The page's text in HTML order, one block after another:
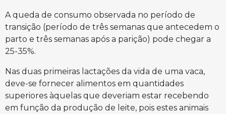
A queda de consumo observada no período de
transição (período de três semanas que antecedem o
parto e três semanas após a parição) pode chegar a
25-35%.
Nas duas primeiras lactações da vida de uma vaca,
deve-se fornecer alimentos em quantidades
superiores àquelas que deveriam estar recebendo
em função da produção de leite, pois estes animais